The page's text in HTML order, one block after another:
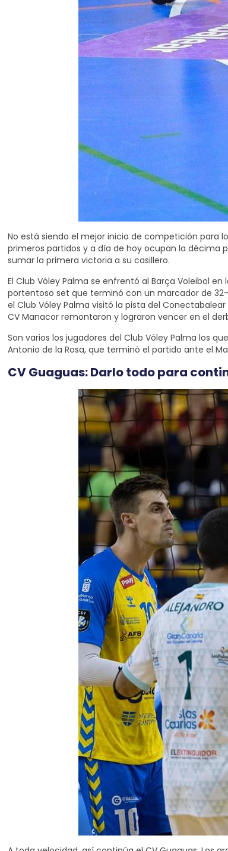
No está siendo el mejor inicio de competición para
primeros partidos y a día de hoy ocupan la décima
sumar la primera victoria a su casillero.
El Club Vóley Palma se enfrentó al Barça Voleibol
portentoso set que terminó con un marcador de
el Club Vóley Palma visitó la pista del
CV Manacor remontaron y lograron vencer en el
Son varios los jugadores del Club Vóley Palma los
Antonio de la Rosa, que terminó el partido ante el
CV Guaguas: Darlo todo para